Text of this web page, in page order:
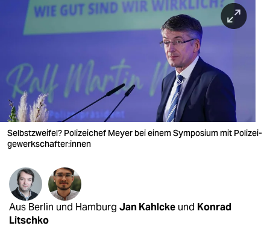
berlin
wahrheit
verlag
verlag
veranstaltungen
shop
fragen & hilfe
unterstützen
Selbstzweifel? Polizeichef Meyer bei einem Symposium mit Po­li­zei­
ge­werk­schaf­te­r:in­nen
Aus Berlin und Hamburg Jan Kahlcke und Konrad
Litschko